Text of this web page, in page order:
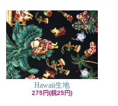
Hawaii生地
275円(税25円)